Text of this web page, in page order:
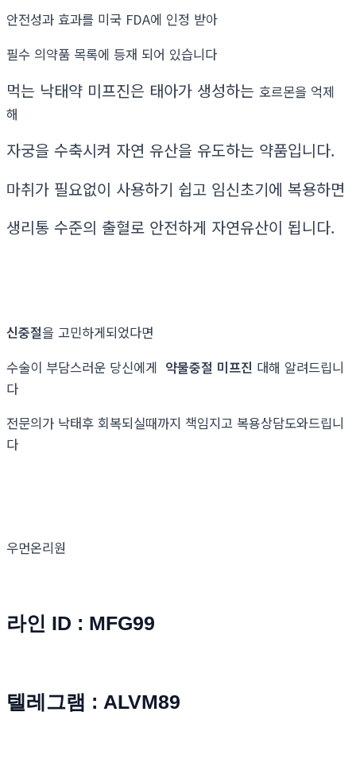
안전성과 효과를 미국 FDA에 인정 받아
필수 의약품 목록에 등재 되어 있습니다
먹는 낙태약 미프진은 태아가 생성하는 호르몬을 억제
해
자궁을 수축시켜 자연 유산을 유도하는 약품입니다.
마취가 필요없이 사용하기 쉽고 임신초기에 복용하면
생리통 수준의 출혈로 안전하게 자연유산이 됩니다.
신중절을 고민하게되었다면
수술이 부담스러운 당신에게 약물중절 미프진 대해 알려드립니
다
전문의가 낙태후 회복되실때까지 책임지고 복용상담도와드립니
다
우먼온리원
라인 ID : MFG99
텔레그램 : ALVM89